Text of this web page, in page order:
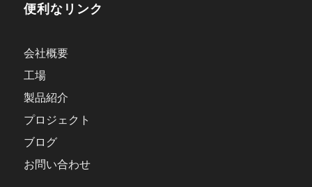
便利なリンク
会社概要
工場
製品紹介
プロジェクト
ブログ
お問い合わせ